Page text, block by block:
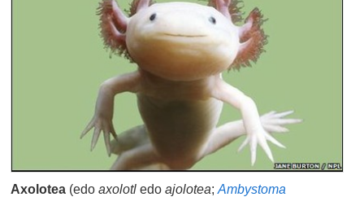
Axolotea (edoaxolotledoajolotea;Ambystoma